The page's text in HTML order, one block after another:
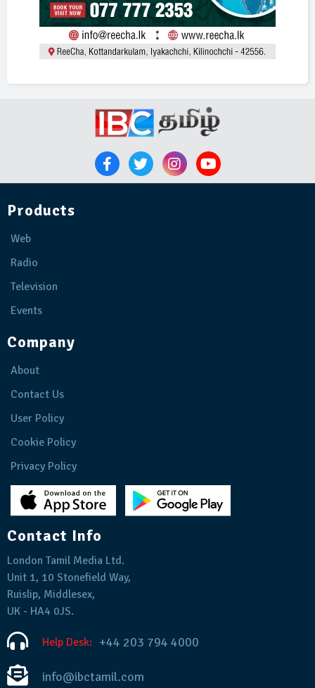
Products
Web
Radio
Television
Events
Company
About
Contact Us
User Policy
Cookie Policy
Privacy Policy
Contact Info
London Tamil Media Ltd.
Unit 1, 10 Stonefield Way,
Ruislip, Middlesex,
UK - HA4 0JS.
Help Desk: +44 203 794 4000
info@ibctamil.com